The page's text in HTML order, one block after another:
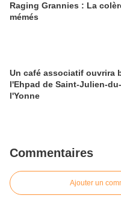
Raging Grannies : La
mémés
Un café associatif ouvrira
l'Ehpad de Saint-Julien-
l'Yonne
Commentaires
Ajouter un